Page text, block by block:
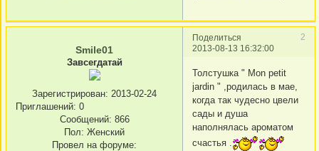
Поделиться
2
2013-08-13 16:32:00
Smile01
Завсегдатай
Зарегистрирован: 2013-02-24
Приглашений: 0
Сообщений: 866
Пол: Женский
Провел на форуме:
Толстушка " Mon petit
jardin " ,родилась в мае,
когда так чудесно цвели
сады и душа
наполнялась ароматом
счастья .